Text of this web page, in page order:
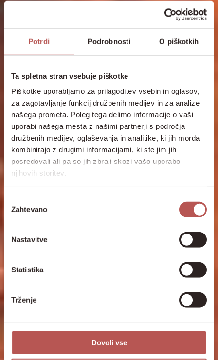
Potrdi Podrobnosti O piškotkih
Ta spletna stran vsebuje piškotke
Piškotke uporabljamo za prilagoditev vsebin in oglasov,
za zagotavljanje funkcij družbenih medijev in za analize
našega prometa. Poleg tega delimo informacije o vaši
uporabi našega mesta z našimi partnerji s področja
družbenih medijev, oglaševanja in analitike, ki jih morda
kombinirajo z drugimi informacijami, ki ste jim jih
posredovali ali pa so jih zbrali skozi vašo uporabo
njihovih storitev.
soglasja
Zahtevano
Nastavitve
Statistika
Trženje
Dovoli vse